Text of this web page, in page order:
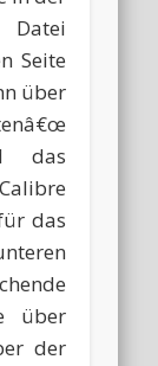
Seite
über
das
das
über
der